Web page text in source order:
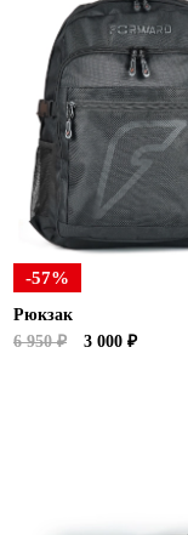
-57%
Рюкзак
6 950 ₽
3 000 ₽